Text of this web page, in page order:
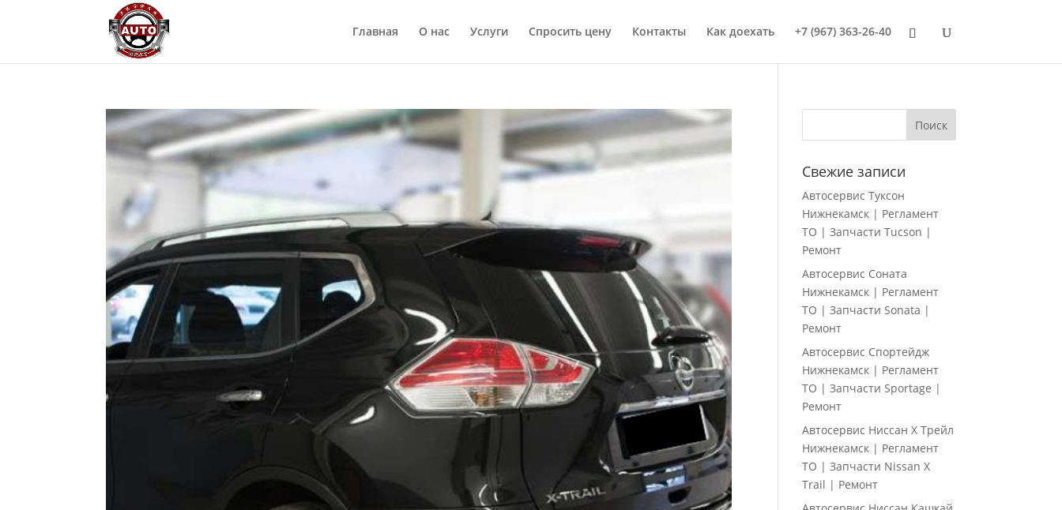
Главная О нас Услуги Спросить цену Контакты Как доехать +7 (967) 363-26-40
Свежие записи
Автосервис Туксон
Нижнекамск | Регламент
ТО | Запчасти Tucson |
Ремонт
Автосервис Соната
Нижнекамск | Регламент
ТО | Запчасти Sonata |
Ремонт
Автосервис Спортейдж
Нижнекамск | Регламент
ТО | Запчасти Sportage |
Ремонт
Автосервис Ниссан Х Трейл
Нижнекамск | Регламент
ТО | Запчасти Nissan X
Trail | Ремонт